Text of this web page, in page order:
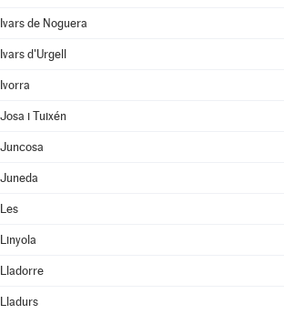
Ivars de Noguera
Ivars d'Urgell
Ivorra
Josa i Tuixén
Juncosa
Juneda
Les
Linyola
Lladorre
Lladurs